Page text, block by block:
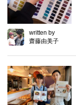
written by
齋藤由美子